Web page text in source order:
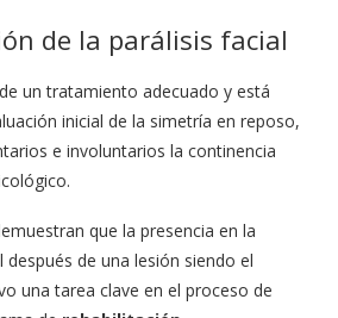
de la parálisis facial
un tratamiento adecuado y está
inicial de la simetría en reposo,
e involuntarios la continencia
que la presencia en la
de una lesión siendo el
una tarea clave en el proceso de